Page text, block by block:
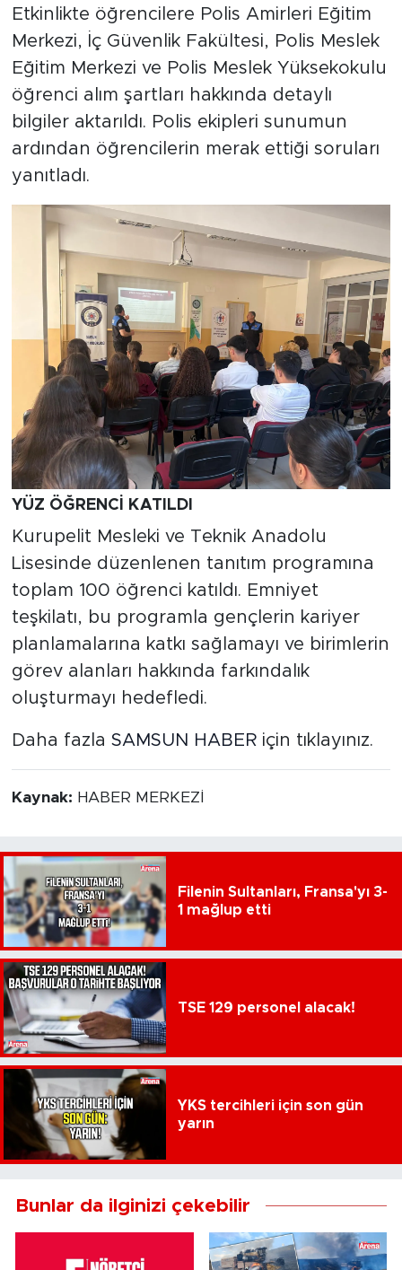
Etkinlikte öğrencilere Polis Amirleri Eğitim
Merkezi, İç Güvenlik Fakültesi, Polis Meslek
Eğitim Merkezi ve Polis Meslek Yüksekokulu
öğrenci alım şartları hakkında detaylı
bilgiler aktarıldı. Polis ekipleri sunumun
ardından öğrencilerin merak ettiği soruları
yanıtladı.
YÜZ ÖĞRENCİ KATILDI
Kurupelit Mesleki ve Teknik Anadolu
Lisesinde düzenlenen tanıtım programına
toplam 100 öğrenci katıldı. Emniyet
teşkilatı, bu programla gençlerin kariyer
planlamalarına katkı sağlamayı ve birimlerin
görev alanları hakkında farkındalık
oluşturmayı hedefledi.
Daha fazla SAMSUN HABERiçin tıklayınız.
Kaynak: HABER MERKEZİ
Filenin Sultanları, Fransa'yı 3-
1 mağlup etti
TSE 129 personel alacak!
YKS tercihleri için son gün
yarın
Bunlar da ilginizi çekebilir